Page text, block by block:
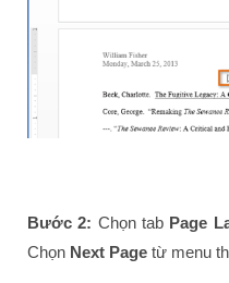
Bước 2: Chọn tab Page
Chọn Next Page từ menu